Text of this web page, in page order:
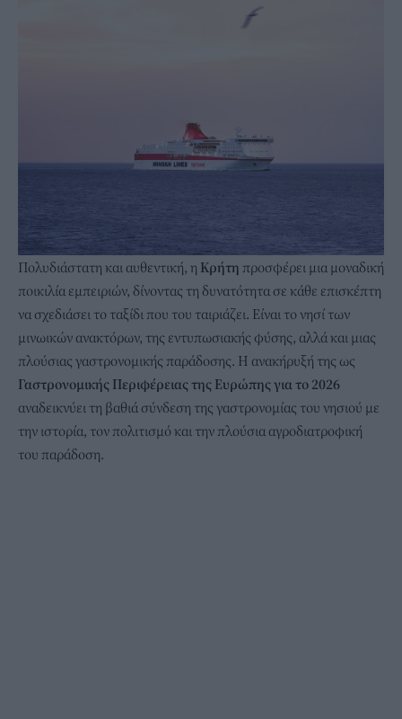
Πολυδιάστατη και αυθεντική, η Κρήτη προσφέρει μια μοναδική
ποικιλία εμπειριών, δίνοντας τη δυνατότητα σε κάθε επισκέπτη
να σχεδιάσει το ταξίδι που του ταιριάζει. Είναι το νησί των
μινωικών ανακτόρων, της εντυπωσιακής φύσης, αλλά και μιας
πλούσιας γαστρονομικής παράδοσης. Η ανακήρυξή της ως
Γαστρονομικής Περιφέρειας της Ευρώπης για το 2026
αναδεικνύει τη βαθιά σύνδεση της γαστρονομίας του νησιού με
την ιστορία, τον πολιτισμό και την πλούσια αγροδιατροφική
του παράδοση.